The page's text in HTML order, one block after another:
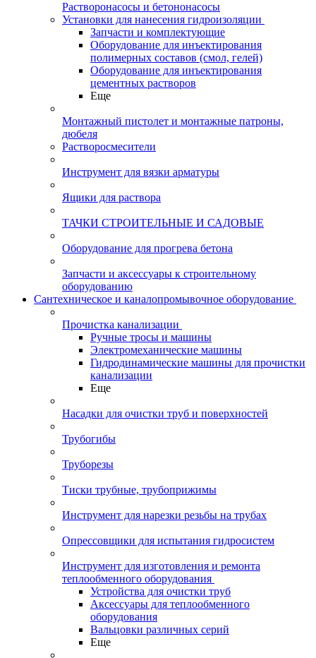
Растворонасосы и бетононасосы
Установки для нанесения гидроизоляции
Запчасти и комплектующие
Оборудование для инъектирования
полимерных составов (смол, гелей)
Оборудование для инъектирования
цементных растворов
Еще
Монтажный пистолет и монтажные патроны,
дюбеля
Растворосмесители
Инструмент для вязки арматуры
Ящики для раствора
ТАЧКИ СТРОИТЕЛЬНЫЕ И САДОВЫЕ
Оборудование для прогрева бетона
Запчасти и аксессуары к строительному
оборудованию
Сантехническое и каналопромывочное оборудование
Прочистка канализации
Ручные тросы и машины
Электромеханические машины
Гидродинамические машины для прочистки
канализации
Еще
Насадки для очистки труб и поверхностей
Трубогибы
Труборезы
Тиски трубные, трубоприжимы
Инструмент для нарезки резьбы на трубах
Опрессовщики для испытания гидросистем
Инструмент для изготовления и ремонта
теплообменного оборудования
Устройства для очистки труб
Аксессуары для теплообменного
оборудования
Вальцовки различных серий
Еще